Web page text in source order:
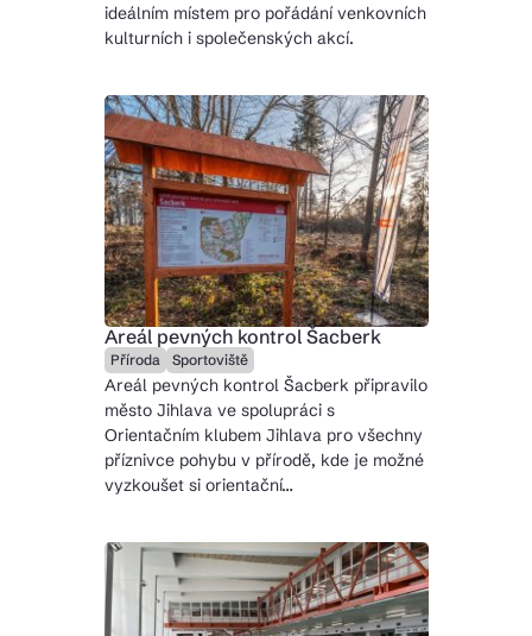
ideálním místem pro pořádání venkovních
kulturních i společenských akcí.
Areál pevných kontrol Šacberk
Příroda Sportoviště
Areál pevných kontrol Šacberk připravilo
město Jihlava ve spolupráci s
Orientačním klubem Jihlava pro všechny
příznivce pohybu v přírodě, kde je možné
vyzkoušet si orientační…